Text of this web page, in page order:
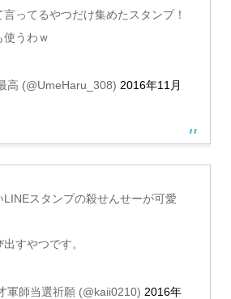
ってるやつだけ集めたスタンプ！
使うわｗ
高 (@UmeHaru_308) 2016年11月
スタンプの殺せんせーが可愛
すやつです。
軍師当選祈願 (@kaii0210) 2016年